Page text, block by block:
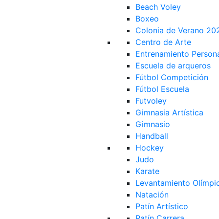
Beach Voley
Boxeo
Colonia de Verano
Centro de Arte
Entrenamiento
Escuela de arqueros
Fútbol Competición
Fútbol Escuela
Futvoley
Gimnasia Artística
Gimnasio
Handball
Hockey
Judo
Karate
Levantamiento
Natación
Patín Artístico